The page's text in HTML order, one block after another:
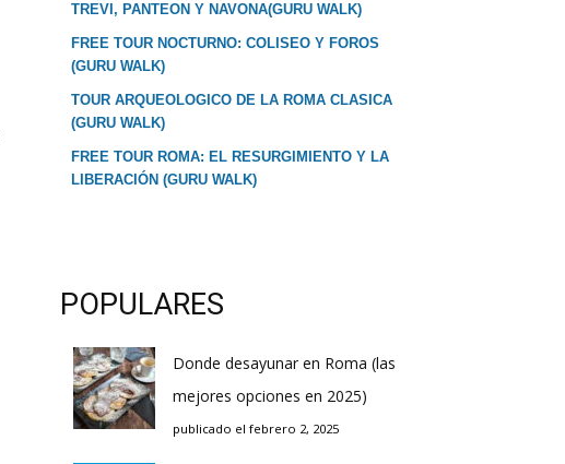
TREVI, PANTEON Y NAVONA(GURU WALK)
FREE TOUR NOCTURNO: COLISEO Y FOROS
(GURU WALK)
TOUR ARQUEOLOGICO DE LA ROMA CLASICA
(GURU WALK)
FREE TOUR ROMA: EL RESURGIMIENTO Y LA
LIBERACIÓN (GURU WALK)
POPULARES
Donde desayunar en Roma (las
mejores opciones en 2025)
publicado el febrero 2, 2025